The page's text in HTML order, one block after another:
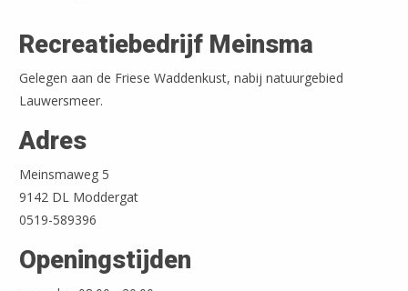
Recreatiebedrijf Meinsma
Gelegen aan de Friese Waddenkust, nabij natuurgebied
Lauwersmeer.
Adres
Meinsmaweg 5
9142 DL Moddergat
0519-589396
Openingstijden